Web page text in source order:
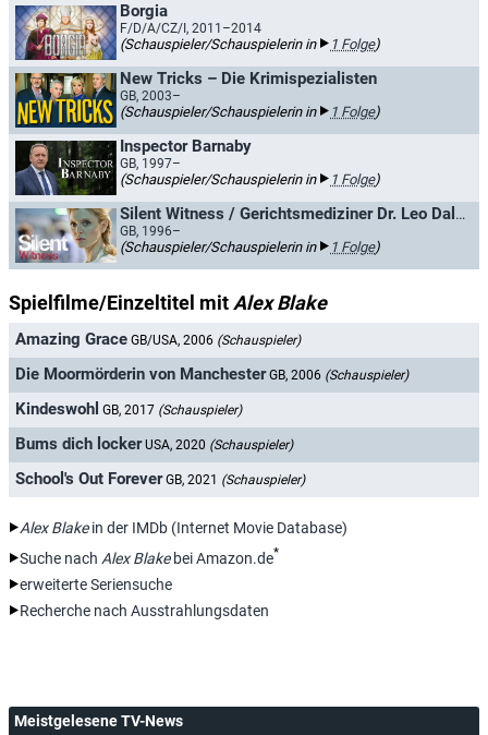
Borgia
F/D/A/CZ/I, 2011–2014
(Schauspieler/Schauspielerin in 1 Folge)
New Tricks – Die Krimispezialisten
GB, 2003–
(Schauspieler/Schauspielerin in 1 Folge)
Inspector Barnaby
GB, 1997–
(Schauspieler/Schauspielerin in 1 Folge)
Silent Witness / Gerichtsmediziner Dr. Leo Dalton
GB, 1996–
(Schauspieler/Schauspielerin in 1 Folge)
Spielfilme/Einzeltitel mit Alex Blake
Amazing Grace GB/USA, 2006 (Schauspieler)
Die Moormörderin von Manchester GB, 2006 (Schauspieler)
Kindeswohl GB, 2017 (Schauspieler)
Bums dich locker USA, 2020 (Schauspieler)
School's Out Forever GB, 2021 (Schauspieler)
Alex Blakein der IMDb (Internet Movie Database)
Suche nach Alex Blakebei Amazon.de*
erweiterte Seriensuche
Recherche nach Ausstrahlungsdaten
Meistgelesene TV-News